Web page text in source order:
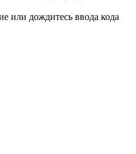
или дождитесь ввода кода